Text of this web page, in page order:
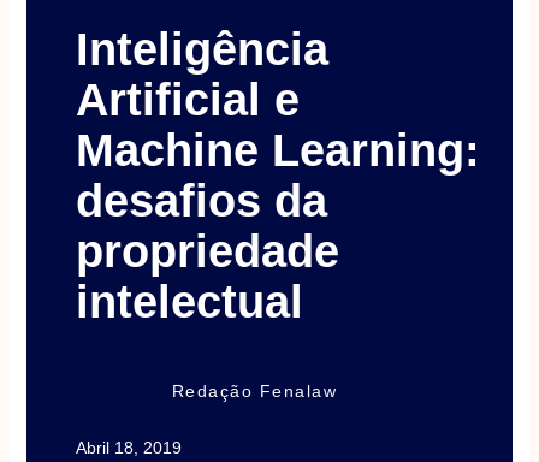
Inteligência
Artificial e
Machine Learning:
desafios da
propriedade
intelectual
Redação Fenalaw
Abril 18, 2019